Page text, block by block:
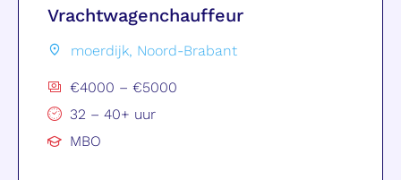
Vrachtwagenchauffeur
moerdijk, Noord-Brabant
€4000 – €5000
32 – 40+ uur
MBO